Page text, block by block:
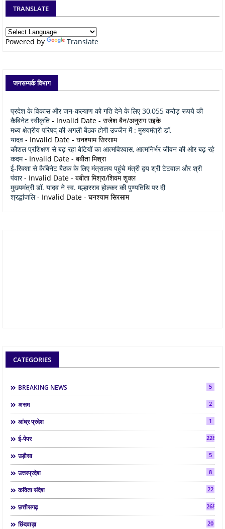
TRANSLATE
Powered by Translate
जनसम्पर्क विभाग
प्रदेश के विकास और जन-कल्याण को गति देने के लिए 30,055 करोड़ रूपये की
कैबिनेट स्वीकृति - Invalid Date - राजेश बैन/अनुराग उइके
मध्य क्षेत्रीय परिषद् की अगली बैठक होगी उज्जैन में : मुख्यमंत्री डॉ.
यादव - Invalid Date - घनश्याम सिरसाम
कौशल प्रशिक्षण से बढ़ रहा बेटियों का आत्मविश्वास, आत्मनिर्भर जीवन की ओर बढ़ रहे
कदम- Invalid Date - बबीता मिश्रा
ई-रिक्शा से कैबिनेट बैठक के लिए मंत्रालय पहुंचे मंत्री द्वय श्री टेटवाल और श्री
पंवार- Invalid Date - बबीता मिश्रा/शिवम शुक्ल
मुख्यमंत्री डॉ. यादव ने स्व. मल्हारराव होल्कर की पुण्यतिथि पर दी
श्रद्धांजलि- Invalid Date - घनश्याम सिरसाम
CATEGORIES
BREAKING NEWS 5
असम 2
आंध्र प्रदेश 1
ई-पेपर 2286
उड़ीसा 5
उत्तरप्रदेश 8
कविता संदेश 22
छत्तीसगढ़ 268
छिंदवाड़ा 20